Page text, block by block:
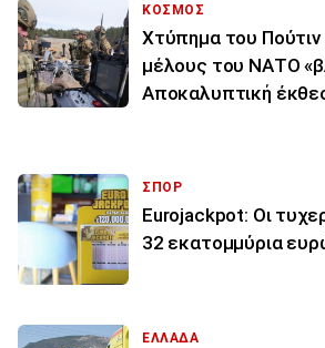
ΚΟΣΜΟΣ
Χτύπημα του
μέλους του ΝΑΤΟ
Αποκαλυπτική
ΣΠΟΡ
Eurojackpot: Οι
32 εκατoμμύρια
ΕΛΛΑΔΑ